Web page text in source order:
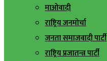
माओवादी
राष्ट्रिय जनमोर्चा
जनता समाजवादी पार्टी
राष्ट्रिय प्रजातन्त्र पार्टी